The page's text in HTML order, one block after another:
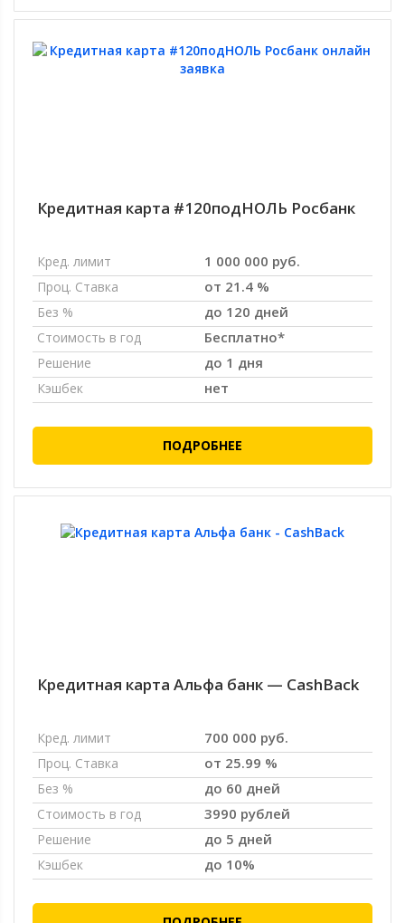
Кредитная карта #120подНОЛЬ Росбанк
Кред. лимит 1 000 000 руб.
Проц. Ставка от 21.4 %
Без % до 120 дней
Стоимость в год Бесплатно*
Решение до 1 дня
Кэшбек нет
ПОДРОБНЕЕ
Кредитная карта Альфа банк — CashBack
Кред. лимит 700 000 руб.
Проц. Ставка от 25.99 %
Без % до 60 дней
Стоимость в год 3990 рублей
Решение до 5 дней
Кэшбек до 10%